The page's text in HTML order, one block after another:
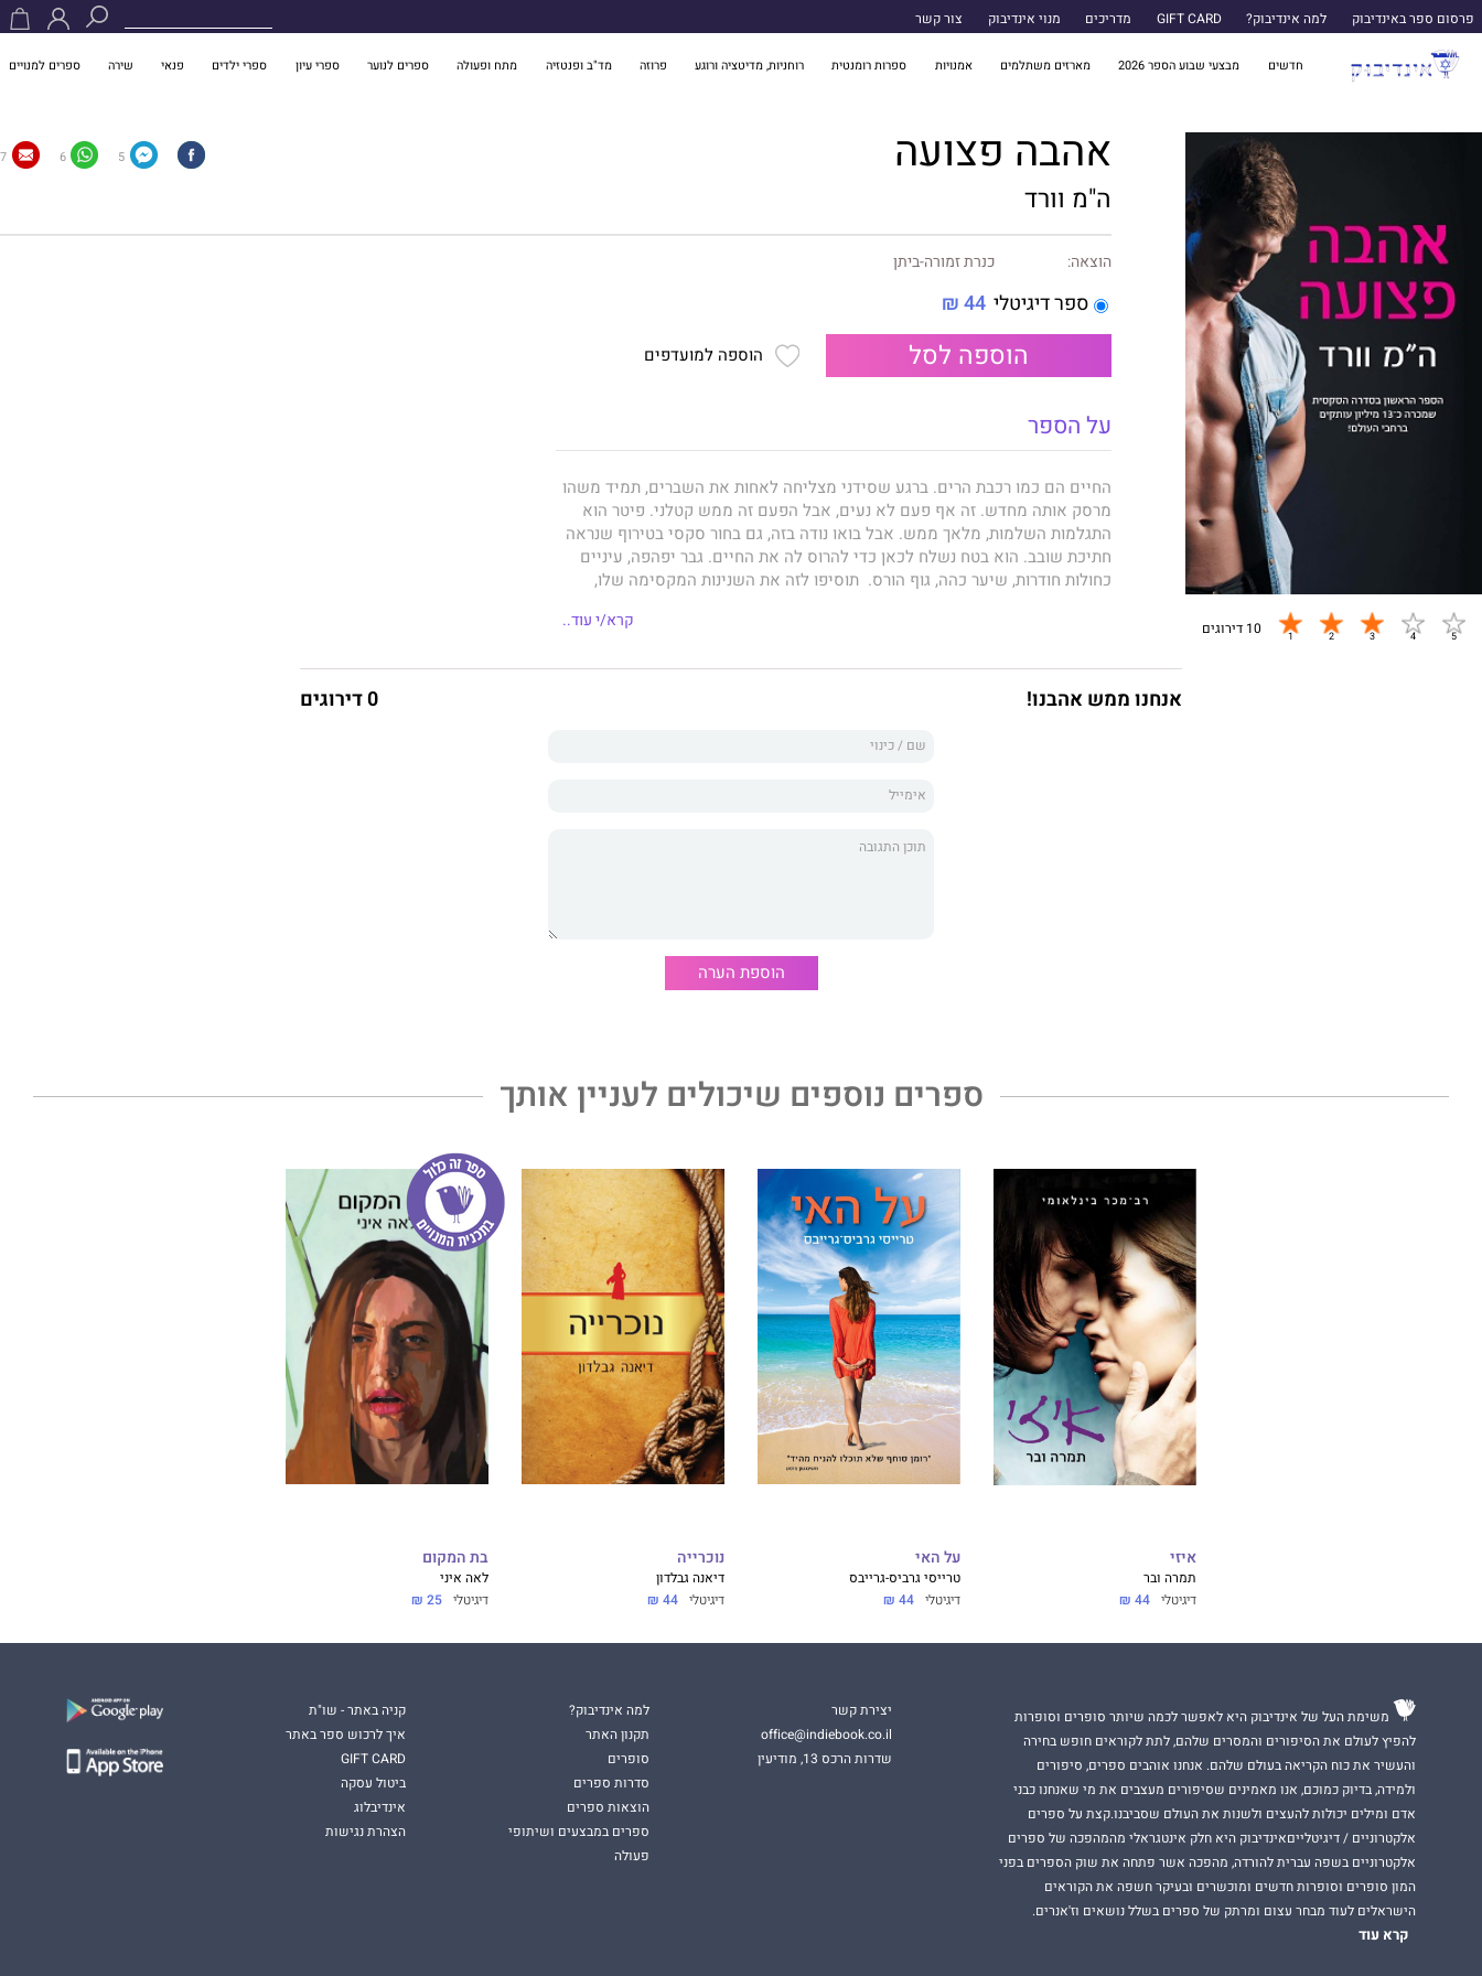
פרסום ספר באינדיבוק למה אינדיבוק? GIFT CARD מדריכים מנוי אינדיבוק צור קשר
חדשים מבצעי שבוע הספר 2026 מארזים משתלמים אמנויות ספרות רומנטית רוחניות, מדיטציה ורוגע פרוזה מד"ב ופנטזיה מתח ופעולה ספרים לנוער ספרי עיון ספרי ילדים פנאי שירה ספרים למנויים
10 דירוגים
אהבה פצועה 5
6
7
ה"מ וורד
הוצאה: כנרת זמורה-ביתן
ספר דיגיטלי 44 ₪
הוספה לסל הוספה למועדפים
על הספר
החיים הם כמו רכבת הרים. ברגע שסידני מצליחה לאחות את השברים, תמיד משהו
מרסק אותה מחדש. זה אף פעם לא נעים, אבל הפעם זה ממש קטלני. פיטר הוא
התגלמות השלמוּת, מלאך ממש. אבל בואו נודה בזה, גם בחור סקסי בטירוף שנראה
חתיכת שובב. הוא בטח נשלח לכאן כדי להרוס לה את החיים. גבר יפהפה, עיניים
כחולות חודרות, שיער כהה, גוף הורס. תוסיפו לזה את השנינות המקסימה שלו,
להתחמם, הוא מראה לה איפה הדלת... וסידני מזדחלת דרכה החוצה. כך נגמרת
המחרת הכול מתנפץ מול עיניה. הבחור ההורס הזה מאתמול בלילה, זה שראה אותה
חצי עירומה, עומד מול הכיתה עכשיו ומלמד.
קרא/י עוד..
אנחנו ממש אהבנו! 0 דירוגים
הוספת הערה
ספרים נוספים שיכולים לעניין אותך
איזי
תמרה ובר
דיגיטלי 44 ₪
על האי
טרייסי גרביס-גרייבס
דיגיטלי 44 ₪
נוכרייה
דיאנה גבלדון
דיגיטלי 44 ₪
בת המקום
לאה איני
דיגיטלי 25 ₪
משימת העל של אינדיבוק היא לאפשר לכמה שיותר סופרים וסופרות
להפיץ לעולם את הסיפורים והמסרים שלהם, לתת לקוראים חופש בחירה
והעשיר את כוח הקריאה בעולם שלהם. אנחנו אוהבים ספרים, סיפורים
ולמידה, בדיוק כמוכם, אנו מאמינים שסיפורים מעצבים את מי שאנחנו כבני
אדם ומילים יכולות להעצים ולשנות את העולם שסביבנו.קצת על ספרים
אלקטרוניים / דיגיטלייםאינדיבוק היא חלק אינטגראלי מהמהפכה של ספרים
אלקטרוניים בשפה עברית להורדה, מהפכה אשר פתחה את שוק הספרים בפני
המון סופרים וסופרות חדשים ומוכשרים ובעיקר חשפה את הקוראים
הישראלים לעוד מבחר עצום ומרתק של ספרים בשלל נושאים וז'אנרים.
קרא עוד
יצירת קשר
office@indiebook.co.il
שדרות הרכס 13, מודיעין
למה אינדיבוק?
תקנון האתר
סופרים
סדרות ספרים
הוצאות ספרים
ספרים במבצעים ושיתופי
פעולה
קניה באתר - שו"ת
איך לרכוש ספר באתר
GIFT CARD
ביטול עסקה
אינדיבלוג
הצהרת נגישות